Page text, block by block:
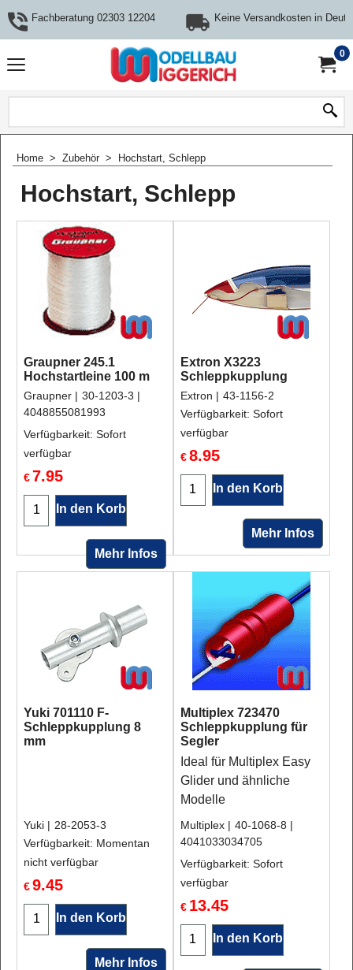
Fachberatung 02303 12204 Keine Versandkosten in
0
Home > Zubehör > Hochstart, Schlepp
Hochstart, Schlepp
Graupner 245.1
Hochstartleine 100 m
€7.95
Graupner
30-1203-3
4048855081993
Verfügbarkeit: Sofort
verfügbar
In den Korb
Mehr Infos
Extron X3223
Schleppkupplung
€8.95
Extron
43-1156-2
Verfügbarkeit: Sofort
verfügbar
In den Korb
Mehr Infos
Yuki 701110 F-
Schleppkupplung 8
mm
€9.45
Yuki
28-2053-3
Verfügbarkeit: Momentan
nicht verfügbar
In den Korb
Mehr Infos
Multiplex 723470
Schleppkupplung für
Segler
Ideal für Multiplex Easy
Glider und ähnliche
Modelle
€ 13.45
Multiplex
40-1068-8
4041033034705
Verfügbarkeit: Sofort
verfügbar
In den Korb